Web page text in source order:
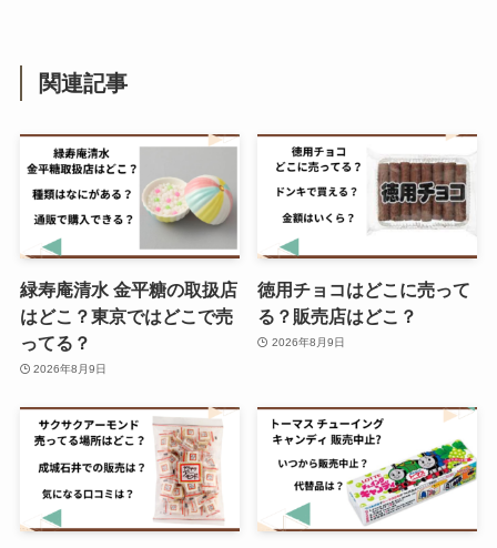
セブンイレブンで売ってる？販売
店東京ではどこで取扱いしてい
る？
サラシア茶はカルディで売って
る？ウエルシアで買える？効能は
なにがある？？
ポテりこ どこで買える？amazon
で購入可能？
関連記事
緑寿庵清水 金平糖の取扱店
はどこ？東京ではどこで売
ってる？
2026年8月9日
徳用チョコはどこに売って
る？販売店はどこ？
2026年8月9日